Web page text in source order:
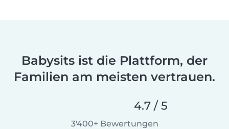
Babysits ist die Plattform, der
Familien am meisten vertrauen.
4.7 / 5
3'400+ Bewertungen